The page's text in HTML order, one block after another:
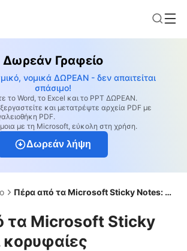
Δωρεάν Γραφείο
νομικά ΔΩΡΕΑΝ - δεν απαιτείται
σπάσιμο!
το Word, το Excel και το PPT ΔΩΡΕΑΝ.
και μετατρέψτε αρχεία PDF με
PDF.
με τη Microsoft, εύκολη στη χρήση.
Δωρεάν λήψη
Πέρα από τα Microsoft Sticky Notes: Οι κορυφαίες εναλλακτικές
τα Microsoft Sticky